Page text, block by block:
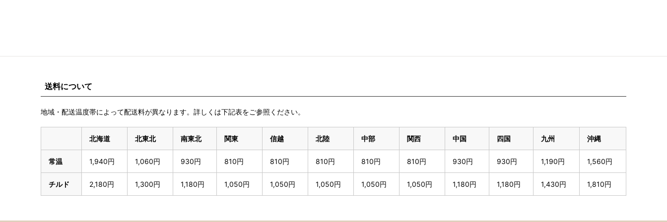
送料について
地域・配送温度帯によって配送料が異なります。詳しくは下記表をご参照ください。
北海道 北東北 南東北 関東 信越 北陸 中部 関西 中国 四国 九州 沖縄
常温 1,940円 1,060円 930円 810円 810円 810円 810円 810円 930円 930円 1,190円 1,560円
チルド 2,180円 1,300円 1,180円 1,050円 1,050円 1,050円 1,050円 1,050円 1,180円 1,180円 1,430円 1,810円